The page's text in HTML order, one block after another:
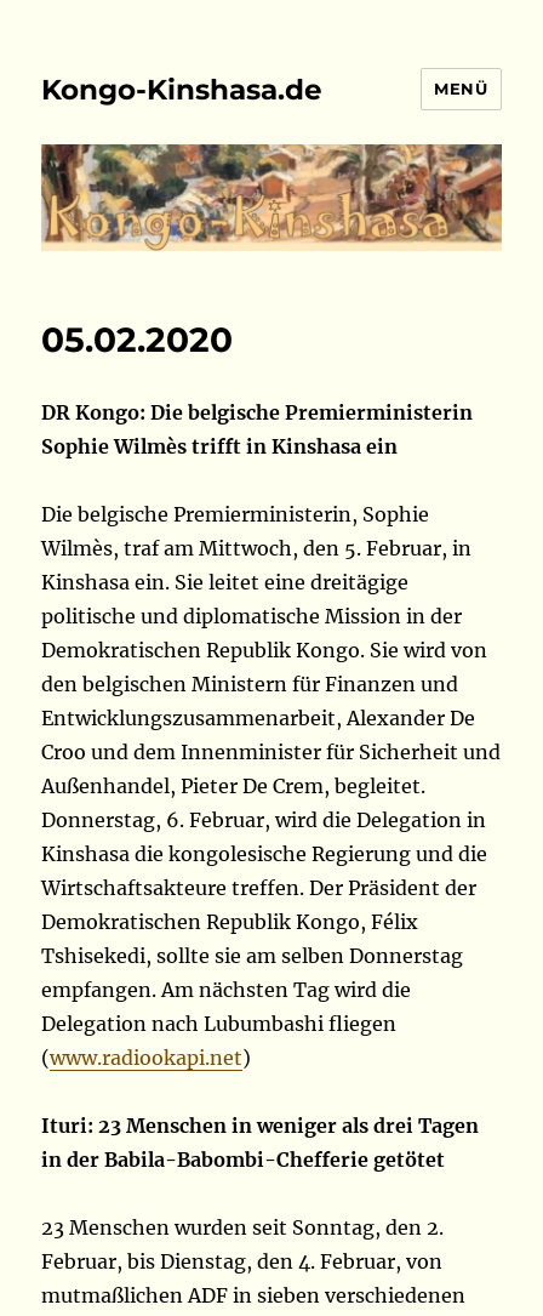
Kongo-Kinshasa.de MENÜ
05.02.2020
DR Kongo: Die belgische Premierministerin
Sophie Wilmès trifft in Kinshasa ein
Die belgische Premierministerin, Sophie
Wilmès, traf am Mittwoch, den 5. Februar, in
Kinshasa ein. Sie leitet eine dreitägige
politische und diplomatische Mission in der
Demokratischen Republik Kongo. Sie wird von
den belgischen Ministern für Finanzen und
Entwicklungszusammenarbeit,Alexander De
Croo und dem Innenminister für Sicherheit und
Außenhandel, Pieter De Crem, begleitet.
Donnerstag, 6. Februar, wird die Delegation in
Kinshasa die kongolesische Regierung und die
Wirtschaftsakteure treffen. Der Präsident der
Demokratischen Republik Kongo, Félix
Tshisekedi, sollte sie am selben Donnerstag
empfangen. Am nächsten Tag wird die
Delegation nach Lubumbashi fliegen
(www.radiookapi.net)
Ituri: 23 Menschen in weniger als drei Tagen
in der Babila-Babombi-Chefferie getötet
23 Menschen wurden seit Sonntag, den 2.
Februar, bis Dienstag, den 4. Februar, von
mutmaßlichen ADF in sieben verschiedenen